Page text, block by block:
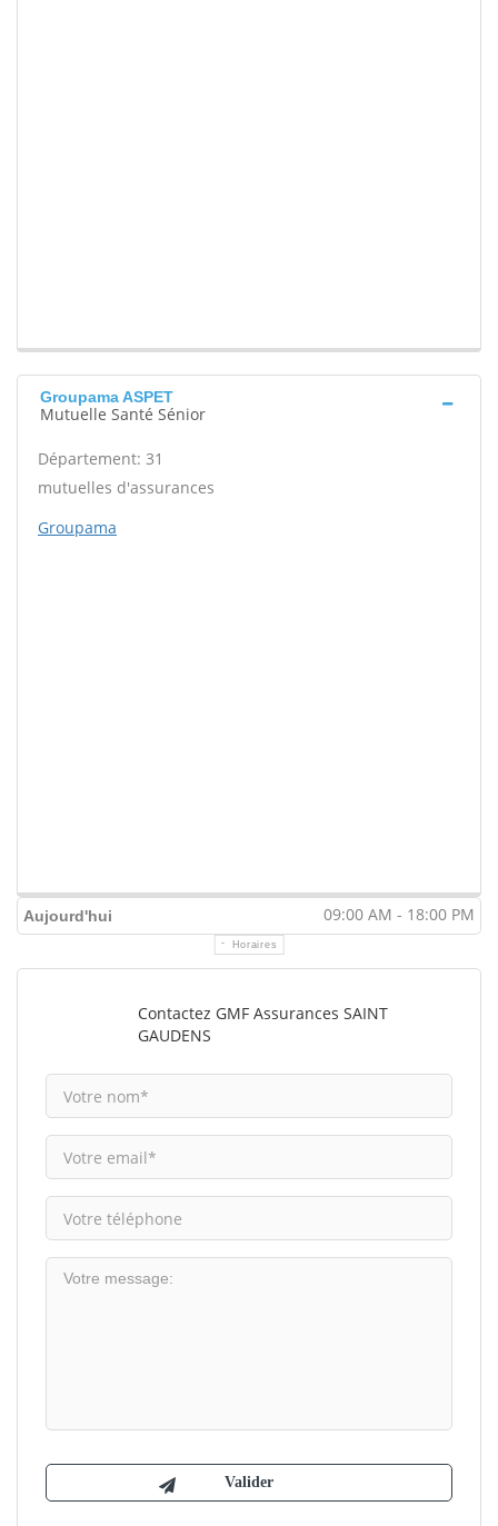
Groupama ASPET
Mutuelle Santé Sénior
Département: 31
mutuelles d'assurances
Groupama
Aujourd'hui 09:00 AM - 18:00 PM
Horaires
Contactez GMF Assurances SAINT
GAUDENS